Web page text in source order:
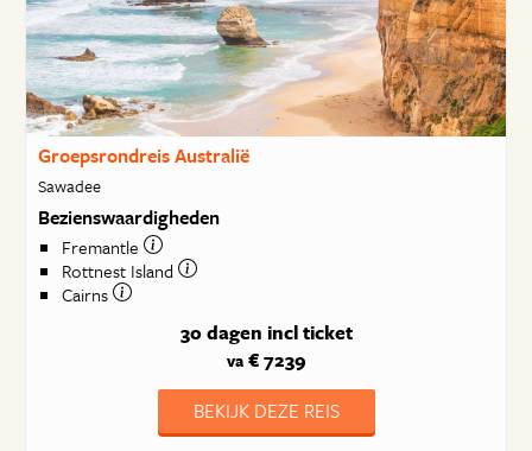
Groepsrondreis Australië
Sawadee
Bezienswaardigheden
Fremantle
Rottnest Island
Cairns
30 dagen incl ticket
va€ 7239
BEKIJK DEZE REIS